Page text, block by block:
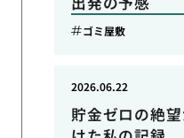
ゴミ屋敷
貯金ゼロの絶
2026.06.22